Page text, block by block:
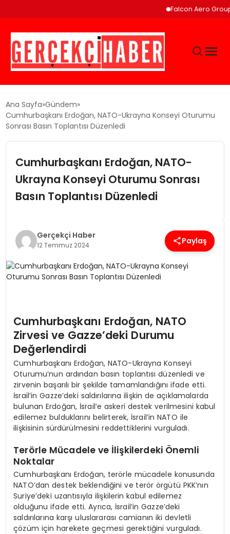
Falcon Aero Group,
GÜNCEL
EĞITIM
EKONOMI
MAGAZIN
YAŞAM
Ana Sayfa Gündem
Cumhurbaşkanı Erdoğan, NATO-Ukrayna Konseyi Oturumu
Sonrası Basın Toplantısı Düzenledi
Cumhurbaşkanı Erdoğan, NATO-
Ukrayna Konseyi Oturumu Sonrası
Basın Toplantısı Düzenledi
Gerçekçi Haber
12 Temmuz 2024 Paylaş
Cumhurbaşkanı Erdoğan, NATO
Zirvesi ve Gazze’deki Durumu
Değerlendirdi
Cumhurbaşkanı Erdoğan, NATO-Ukrayna Konseyi
Oturumu’nun ardından basın toplantısı düzenledi ve
zirvenin başarılı bir şekilde tamamlandığını ifade etti.
İsrail’in Gazze’deki saldırılarına ilişkin de açıklamalarda
bulunan Erdoğan, İsrail’e askeri destek verilmesini kabul
edilemez bulduklarını belirterek, İsrail’in NATO ile
ilişkisinin sürdürülmesini reddettiklerini vurguladı.
Terörle Mücadele ve İlişkilerdeki Önemli
Noktalar
Cumhurbaşkanı Erdoğan, terörle mücadele konusunda
NATO’dan destek beklendiğini ve terör örgütü PKK’nın
Suriye’deki uzantısıyla ilişkilerin kabul edilemez
olduğunu ifade etti. Ayrıca, İsrail’in Gazze’deki
saldırılarına karşı uluslararası camianın iki devletli
çözüm için harekete geçmesi gerektiğini vurguladı.